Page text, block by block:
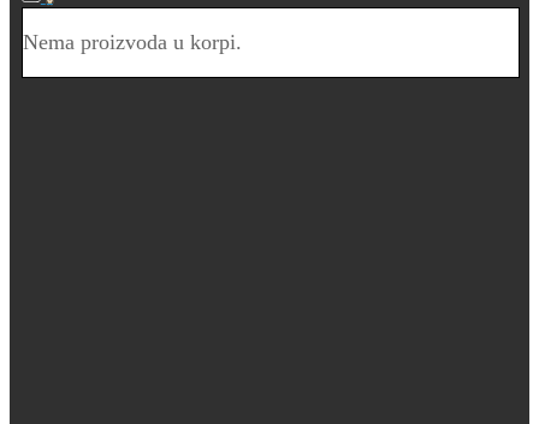
Nema proizvoda u korpi.